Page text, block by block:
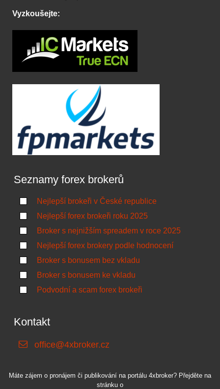
Vyzkoušejte:
Seznamy forex brokerů
Nejlepší brokeři v České republice
Nejlepší forex brokeři roku 2025
Broker s nejnižším spreadem v roce 2025
Nejlepší forex brokery podle hodnocení
Broker s bonusem bez vkladu
Broker s bonusem ke vkladu
Podvodní a scam forex brokeři
Kontakt
office@4xbroker.cz
Máte zájem o pronájem či publikování na portálu 4xbroker? Přejděte na
stránku o